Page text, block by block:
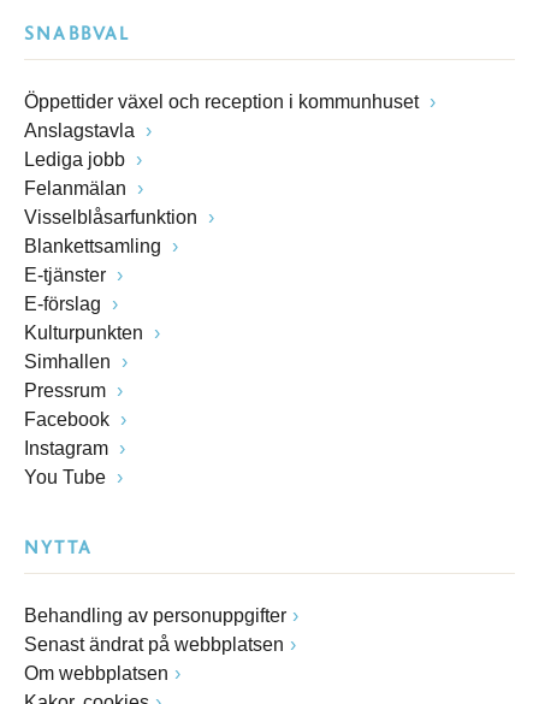
SNABBVAL
Öppettider växel och reception i kommunhuset
Anslagstavla
Lediga jobb
Felanmälan
Visselblåsarfunktion
Blankettsamling
E-tjänster
E-förslag
Kulturpunkten
Simhallen
Pressrum
Facebook
Instagram
You Tube
NYTTA
Behandling av personuppgifter
Senast ändrat på webbplatsen
Om webbplatsen